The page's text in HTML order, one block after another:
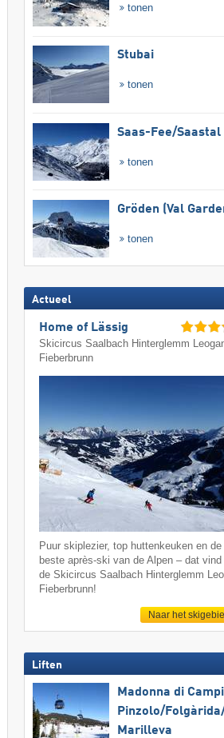
tonen
Stubai
tonen
Saas-Fee/​Saastal
tonen
Gröden (Val
tonen
Actueel
Home of Lässig
Skicircus Saalbach Hinterglemm
Fieberbrunn
Puur skiplezier, top huttenkeuken en de
beste après-ski van de Alpen – dat
de Skicircus Saalbach Hinterglemm
Fieberbrunn!
Naar het
Liften
Madonna di
Pinzolo/​
Marilleva